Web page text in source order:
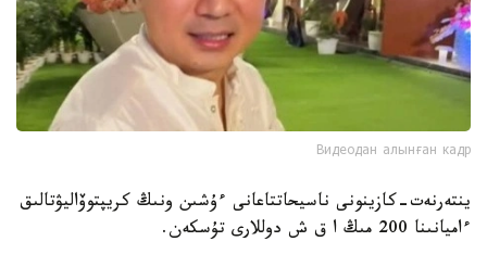
Видеодан алынған кадр
ينتەرنەت-كازينونى ناسيحاتتاعانى ءۇشىن ونىڭ كريپتوۆاليۋتالىق
ءاميانىنا 200 مىڭ ا ق ش دوللارى تۇسكەن.